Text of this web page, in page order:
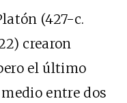
(427-c.
crearon
el último
entre dos